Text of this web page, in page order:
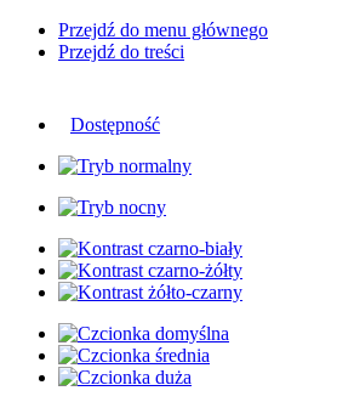
Przejdź do menu głównego
Przejdź do treści
Dostępność